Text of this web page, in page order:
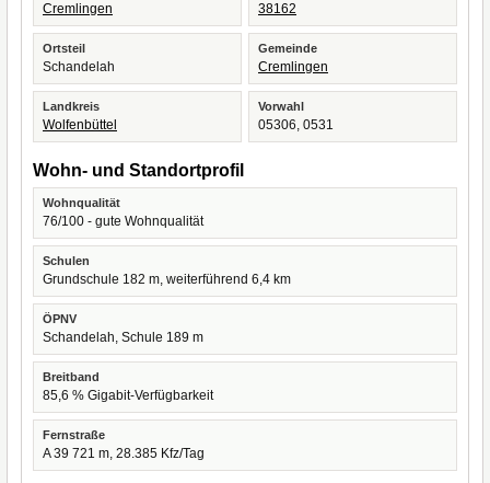
Cremlingen 38162
Ortsteil
Schandelah
Gemeinde
Cremlingen
Landkreis
Wolfenbüttel
Vorwahl
05306, 0531
Wohn- und Standortprofil
Wohnqualität
76/100 - gute Wohnqualität
Schulen
Grundschule 182 m, weiterführend 6,4 km
ÖPNV
Schandelah, Schule 189 m
Breitband
85,6 % Gigabit-Verfügbarkeit
Fernstraße
A 39 721 m, 28.385 Kfz/Tag